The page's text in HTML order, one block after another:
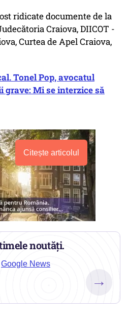
ridicate documente de la
Craiova, DIICOT -
Curtea de Apel Craiova,
Tonel Pop, avocatul
Mi se interzice să
Citește articolul
noutăți.
Google News
→